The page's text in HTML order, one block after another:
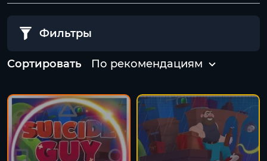
Фильтры
Сортировать По рекомендациям